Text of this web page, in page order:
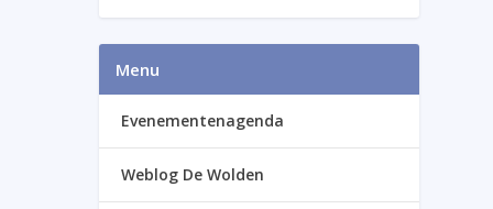
Menu
Evenementenagenda
Weblog De Wolden